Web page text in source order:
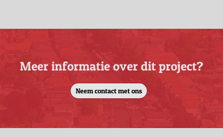
Meer informatie over dit project?
Neem contact met ons